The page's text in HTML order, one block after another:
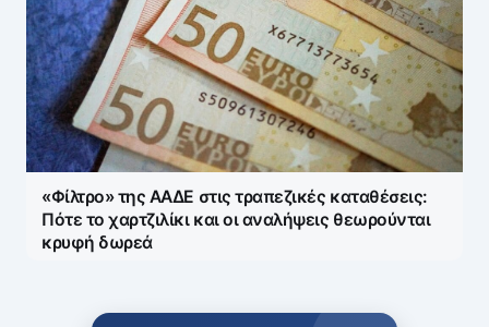
«Φίλτρο» της ΑΑΔΕ στις τραπεζικές καταθέσεις:
Πότε το χαρτζιλίκι και οι αναλήψεις θεωρούνται
κρυφή δωρεά